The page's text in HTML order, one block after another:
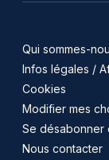
Qui sommes-
Infos légales /
Cookies
Modifier mes
Se désabonner
Nous contacter